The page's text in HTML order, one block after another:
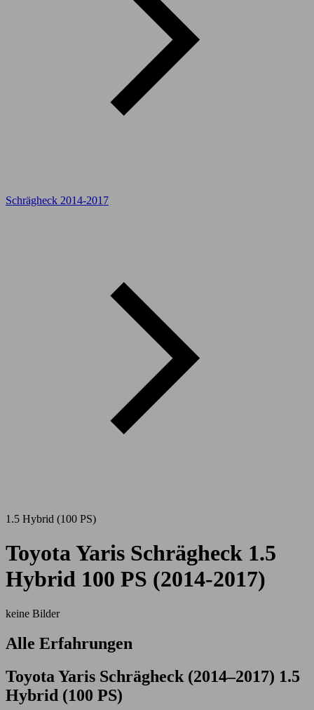
Schrägheck 2014-2017
1.5 Hybrid (100 PS)
Toyota Yaris Schrägheck 1.5
Hybrid 100 PS (2014-2017)
keine Bilder
Alle Erfahrungen
Toyota Yaris Schrägheck (2014–2017) 1.5
Hybrid (100 PS)